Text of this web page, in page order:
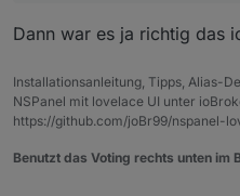
Dann war es ja richtig das
Installationsanleitung, Tipps, Alias-
NSPanel mit lovelace UI unter
https://github.com/joBr99/nspanel-
Benutzt das Voting rechts unten im